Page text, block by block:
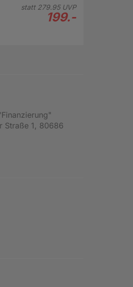
statt 279.95UVP
199.-
Straße 1, 80686